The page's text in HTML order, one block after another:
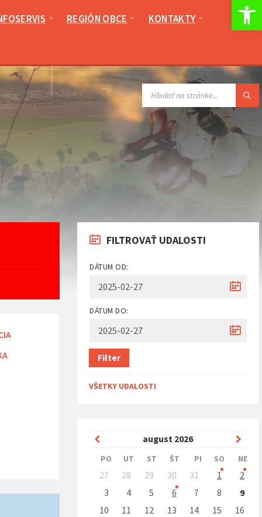
REGIÓN OBCE KONTAKTY
VYHĽADÁVANIE:
FILTROVAŤ UDALOSTI
DÁTUM OD:
DÁTUM DO:
Filter
VŠETKY UDALOSTI
august 2026
Predchádzajúci
mesiac
PO UT ST ŠT PI SO NE
Preskočit
kalendárne
27 28 29 30 31 1
2
3
4 5 6 7 8
9
10
11 12 13 14 15
16